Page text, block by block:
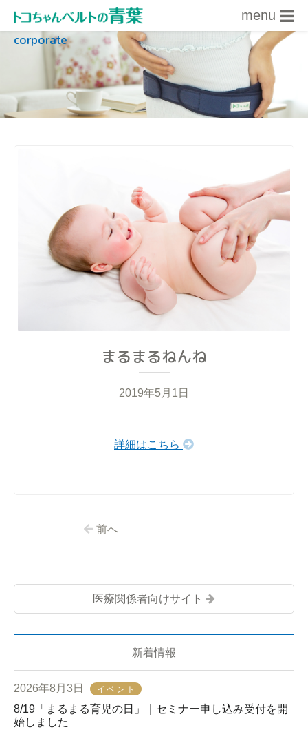
内容をスキップ
menu
corporate
まるまるねんね
2019年5月1日
詳細はこちら
前へ
医療関係者向けサイト
新着情報
2026年8月3日 イベント
8/19「まるまる育児の日」｜セミナー申し込み受付を開
始しました